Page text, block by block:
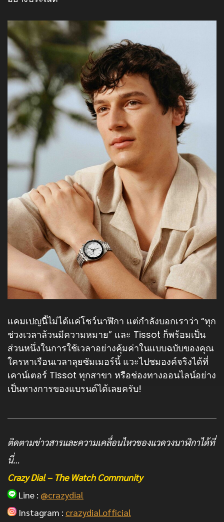
แคมเปญนี้ไม่ได้แค่โชว์นาฬิกา แต่กำลังบอกเราว่า “ทุก
ช่วงเวลาล้วนมีความหมาย” และ Tissot ก็พร้อมเป็น
ส่วนหนึ่งในการใช้เวลาอย่างคุ้มค่าในแบบฉบับของคุณ
ใครหาเรือนเวลาลุยซัมเมอร์นี้ แวะไปชมองค์จริงได้ที่
เคาน์เตอร์ Tissot ทุกสาขา หรือช่องทางออนไลน์อย่าง
เป็นทางการของแบรนด์ได้เลยครับ!
ติดตามข่าวสารและความเคลื่อนไหวของแวดวงนาฬิกาได้ที่
นี่…
Crazy Dial – The Watch Community
Line : @crazydial
Instagram : crazydial.official